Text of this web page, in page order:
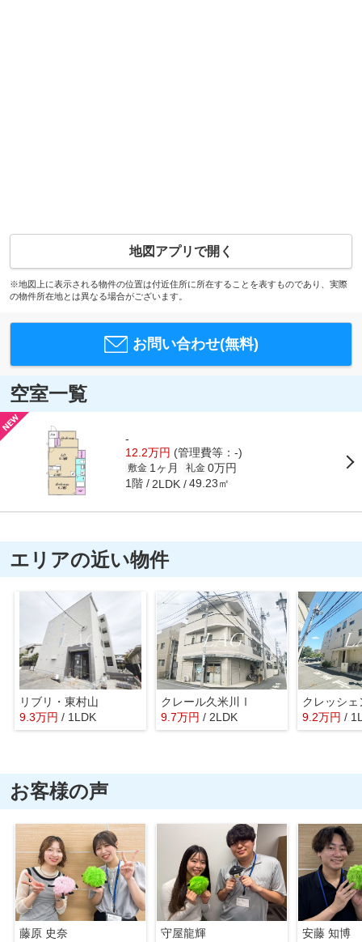
地図アプリで開く
※地図上に表示される物件の位置は付近住所に所在することを表すものであり、実際
の物件所在地とは異なる場合がございます。
お問い合わせ(無料)
空室一覧
-
12.2万円 (管理費等：-)
敷金 1ヶ月 礼金 0万円
1階 2LDK 49.23㎡
エリアの近い物件
リブリ・東村山
9.3万円 / 1LDK
クレール久米川Ⅰ
9.7万円 / 2LDK
クレッシェ
9.2万円 /
お客様の声
藤原 史奈 守屋龍輝 安藤 知博